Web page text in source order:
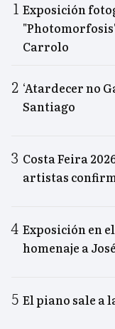
Exposición
Carrolo
‘Atardecer no
Santiago
Costa Feira
artistas
Exposición en
homenaje a
El piano sale a